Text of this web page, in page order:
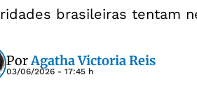
brasileiras tentam
PorAgatha Victoria Reis
03/06/2026 - 17:45 h